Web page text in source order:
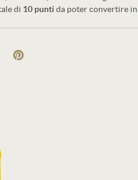
di 10 punti da poter convertire